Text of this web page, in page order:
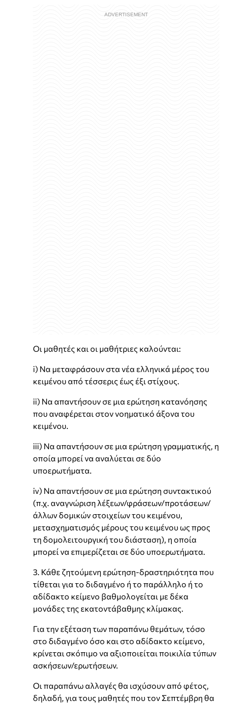
Οι μαθητές και οι μαθήτριες καλούνται:
i) Να μεταφράσουν στα νέα ελληνικά μέρος του
κειμένου από τέσσερις έως έξι στίχους.
ii) Να απαντήσουν σε μια ερώτηση κατανόησης
που αναφέρεται στον νοηματικό άξονα του
κειμένου.
iii) Να απαντήσουν σε μια ερώτηση γραμματικής, η
οποία μπορεί να αναλύεται σε δύο
υποερωτήματα.
iv) Να απαντήσουν σε μια ερώτηση συντακτικού
(π.χ. αναγνώριση λέξεων/φράσεων/προτάσεων/
άλλων δομικών στοιχείων του κειμένου,
μετασχηματισμός μέρους του κειμένου ως προς
τη δομολειτουργική του διάσταση), η οποία
μπορεί να επιμερίζεται σε δύο υποερωτήματα.
3. Κάθε ζητούμενη ερώτηση-δραστηριότητα που
τίθεται για το διδαγμένο ή το παράλληλο ή το
αδίδακτο κείμενο βαθμολογείται με δέκα
μονάδες της εκατοντάβαθμης κλίμακας.
Για την εξέταση των παραπάνω θεμάτων, τόσο
στο διδαγμένο όσο και στο αδίδακτο κείμενο,
κρίνεται σκόπιμο να αξιοποιείται ποικιλία τύπων
ασκήσεων/ερωτήσεων.
Οι παραπάνω αλλαγές θα ισχύσουν από φέτος,
δηλαδή, για τους μαθητές που τον Σεπτέμβρη θα